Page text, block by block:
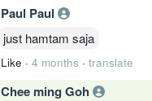
Paul Paul
just hamtam saja
Like · 4 months · translate
Chee ming Goh